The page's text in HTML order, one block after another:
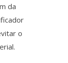
da
o